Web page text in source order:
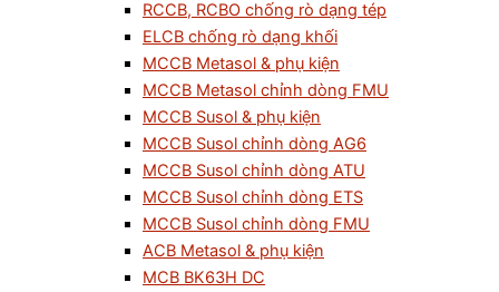
RCCB, RCBO chống rò dạng tép
ELCB chống rò dạng khối
MCCB Metasol & phụ kiện
MCCB Metasol chỉnh dòng FMU
MCCB Susol & phụ kiện
MCCB Susol chỉnh dòng AG6
MCCB Susol chỉnh dòng ATU
MCCB Susol chỉnh dòng ETS
MCCB Susol chỉnh dòng FMU
ACB Metasol & phụ kiện
MCB BK63H DC